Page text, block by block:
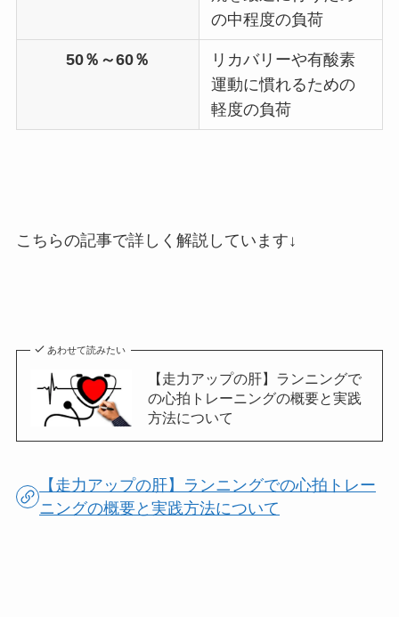
の中程度の負荷
50％～60％
リカバリーや有酸素
運動に慣れるための
軽度の負荷
こちらの記事で詳しく解説しています↓
あわせて読みたい
【走力アップの肝】ランニングで
の心拍トレーニングの概要と実践
方法について
【走力アップの肝】ランニングでの心拍トレー
ニングの概要と実践方法について